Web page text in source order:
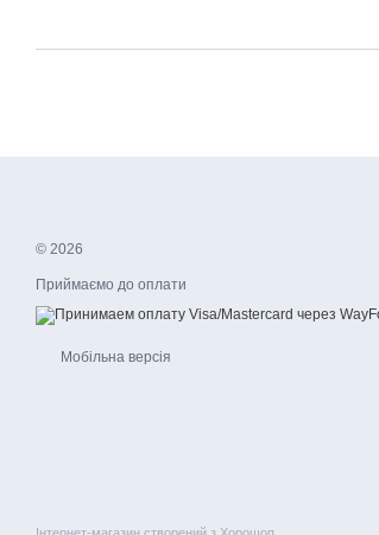
© 2026
Приймаємо до оплати
Мобільна версія